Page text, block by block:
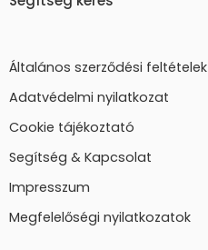
Általános szerződési feltételek
Adatvédelmi nyilatkozat
Cookie tájékoztató
Segítség & Kapcsolat
Impresszum
Megfelelőségi nyilatkozatok